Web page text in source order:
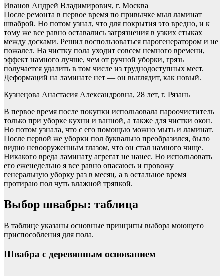
Иванов Андрей Владимирович, г. Москва
После ремонта в первое время по привычке мыл ламинат
шваброй. Но потом узнал, что для покрытия это вредно, и к
тому же все равно оставались загрязнения в узких стыках
между досками. Решил воспользоваться парогенератором и не
пожалел. На чистку пола уходит совсем немного времени,
эффект намного лучше, чем от ручной уборки, грязь
получается удалить в том числе из труднодоступных мест.
Деформаций на ламинате нет — он выглядит, как новый.
Кузнецова Анастасия Александровна, 28 лет, г. Рязань
В первое время после покупки использовала пароочиститель
только при уборке кухни и ванной, а также для чистки окон.
Но потом узнала, что с его помощью можно мыть и ламинат.
После первой же уборки пол буквально преобразился, было
видно невооруженным глазом, что он стал намного чище.
Никакого вреда ламинату агрегат не нанес. Но использовать
его еженедельно я все равно опасаюсь и провожу
генеральную уборку раз в месяц, а в остальное время
протираю пол чуть влажной тряпкой.
Выбор швабры: таблица
В таблице указаны основные принципы выбора моющего
приспособления для пола.
Швабра с деревянным основанием